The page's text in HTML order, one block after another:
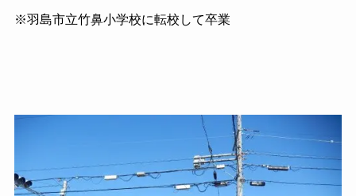
※羽島市立竹鼻小学校に転校して卒業